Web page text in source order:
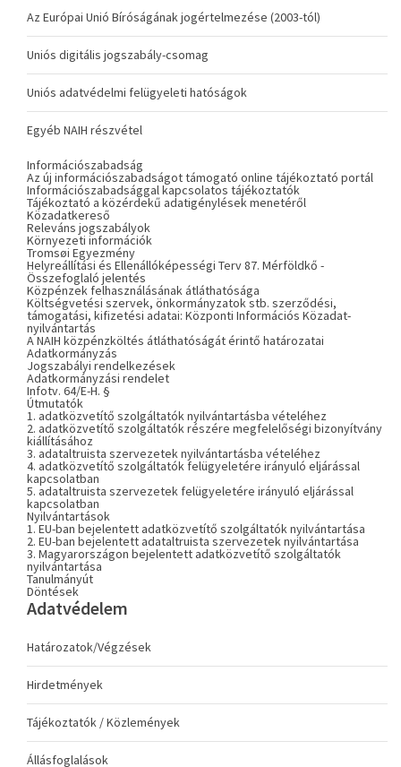
Az Európai Unió Bíróságának jogértelmezése (2003-tól)
Uniós digitális jogszabály-csomag
Uniós adatvédelmi felügyeleti hatóságok
Egyéb NAIH részvétel
Információszabadság
Az új információszabadságot támogató online tájékoztató portál
Információszabadsággal kapcsolatos tájékoztatók
Tájékoztató a közérdekű adatigénylések menetéről
Közadatkereső
Releváns jogszabályok
Környezeti információk
Tromsøi Egyezmény
Helyreállítási és Ellenállóképességi Terv 87. Mérföldkő -
Összefoglaló jelentés
Közpénzek felhasználásának átláthatósága
Költségvetési szervek, önkormányzatok stb. szerződési,
támogatási, kifizetési adatai: Központi Információs Közadat-
nyilvántartás
A NAIH közpénzköltés átláthatóságát érintő határozatai
Adatkormányzás
Jogszabályi rendelkezések
Adatkormányzási rendelet
Infotv. 64/E-H. §
Útmutatók
1. adatközvetítő szolgáltatók nyilvántartásba vételéhez
2. adatközvetítő szolgáltatók részére megfelelőségi bizonyítvány
kiállításához
3. adataltruista szervezetek nyilvántartásba vételéhez
4. adatközvetítő szolgáltatók felügyeletére irányuló eljárással
kapcsolatban
5. adataltruista szervezetek felügyeletére irányuló eljárással
kapcsolatban
Nyilvántartások
1. EU-ban bejelentett adatközvetítő szolgáltatók nyilvántartása
2. EU-ban bejelentett adataltruista szervezetek nyilvántartása
3. Magyarországon bejelentett adatközvetítő szolgáltatók
nyilvántartása
Tanulmányút
Döntések
Adatvédelem
Határozatok/Végzések
Hirdetmények
Tájékoztatók / Közlemények
Állásfoglalások